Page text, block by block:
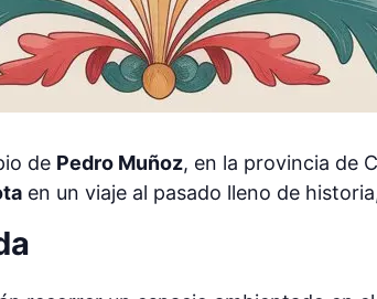
de Pedro Muñoz, en la provincia de
en un viaje al pasado lleno de